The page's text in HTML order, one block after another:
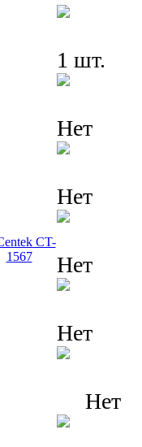
1 шт.
Нет
Нет
Нет
Нет
Нет